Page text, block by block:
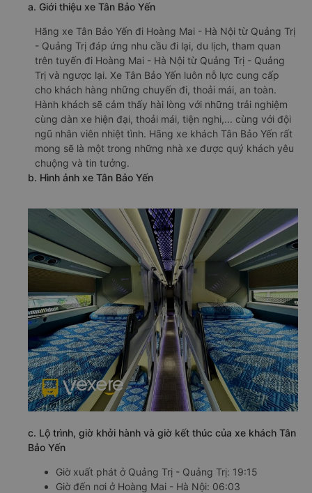
a. Giới thiệu xe Tân Bảo Yến
Hãng xe Tân Bảo Yến đi Hoàng Mai - Hà Nội từ Quảng Trị
- Quảng Trị đáp ứng nhu cầu đi lại, du lịch, tham quan
trên tuyến đi Hoàng Mai - Hà Nội từ Quảng Trị - Quảng
Trị và ngược lại. Xe Tân Bảo Yến luôn nỗ lực cung cấp
cho khách hàng những chuyến đi, thoải mái, an toàn.
Hành khách sẽ cảm thấy hài lòng với những trải nghiệm
cùng dàn xe hiện đại, thoải mái, tiện nghi,... cùng với đội
ngũ nhân viên nhiệt tình. Hãng xe khách Tân Bảo Yến rất
mong sẽ là một trong những nhà xe được quý khách yêu
chuộng và tin tưởng.
b. Hình ảnh xe Tân Bảo Yến
c. Lộ trình, giờ khởi hành và giờ kết thúc của xe khách Tân
Bảo Yến
Giờ xuất phát ở Quảng Trị - Quảng Trị: 19:15
Giờ đến nơi ở Hoàng Mai - Hà Nội: 06:03